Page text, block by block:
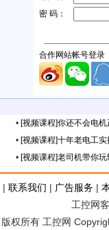
•[视频课程]你还不会电
•[视频课程]十年老电工
•[视频课程]老司机带你
| 联系我们 | 广告服务 |
工控网
版权所有 工控网